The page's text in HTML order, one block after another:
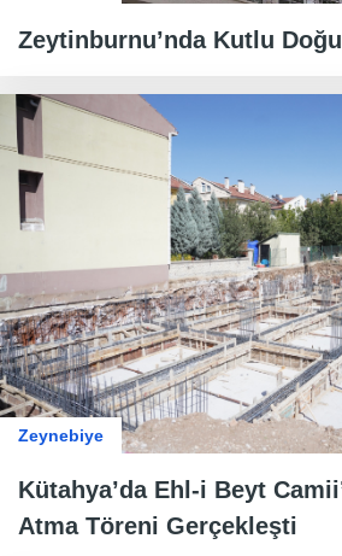
Zeytinburnu’nda Kutlu
Zeynebiye
Kütahya’da Ehl-i Beyt
Atma Töreni Gerçekleşti